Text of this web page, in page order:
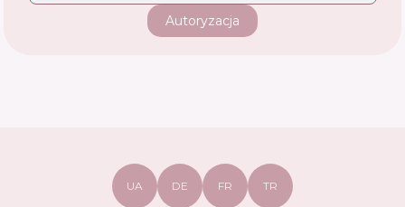
Autoryzacja
UA DE FR TR